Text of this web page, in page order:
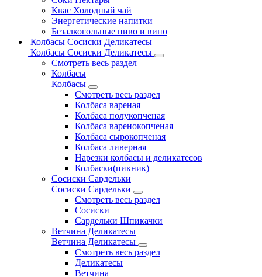
Квас Холодный чай
Энергетические напитки
Безалкогольные пиво и вино
Колбасы Сосиски Деликатесы
Колбасы Сосиски Деликатесы
Смотреть весь раздел
Колбасы
Колбасы
Смотреть весь раздел
Колбаса вареная
Колбаса полукопченая
Колбаса варенокопченая
Колбаса сырокопченая
Колбаса ливерная
Нарезки колбасы и деликатесов
Колбаски(пикник)
Сосиски Сардельки
Сосиски Сардельки
Смотреть весь раздел
Сосиски
Сардельки Шпикачки
Ветчина Деликатесы
Ветчина Деликатесы
Смотреть весь раздел
Деликатесы
Ветчина